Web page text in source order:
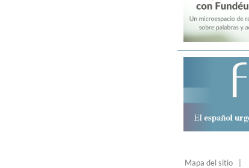
Mapa del sitio